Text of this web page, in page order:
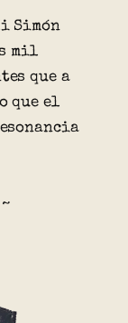
Simón
mil
que a
que el